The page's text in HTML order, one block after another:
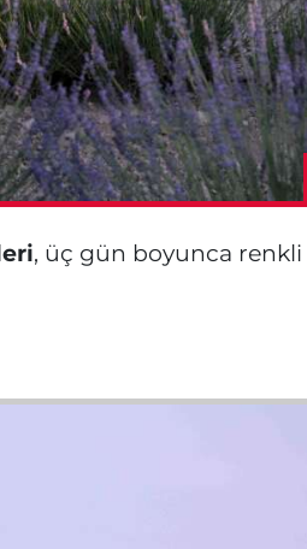
, üç gün boyunca renkli